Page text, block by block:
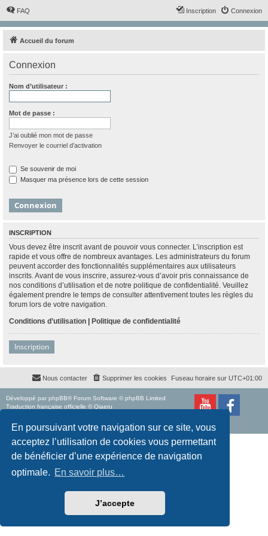
En poursuivant votre navigation sur ce site, vous
acceptez l’utilisation de cookies vous permettant
de bénéficier d’une expérience de navigation
optimale. En savoir plus…
J’accepte
FAQ Connexion
Inscription
Accueil du forum
Connexion
Nom d’utilisateur :
Mot de passe :
J’ai oublié mon mot de passe
Renvoyer le courriel d’activation
Se souvenir de moi
Masquer ma présence lors de cette session
INSCRIPTION
Vous devez être inscrit avant de pouvoir vous connecter. L’inscription est
rapide et vous offre de nombreux avantages. Les administrateurs du forum
peuvent accorder des fonctionnalités supplémentaires aux utilisateurs
inscrits. Avant de vous inscrire, assurez-vous d’avoir pris connaissance de
nos conditions d’utilisation et de notre politique de confidentialité. Veuillez
également prendre le temps de consulter attentivement toutes les règles du
forum lors de votre navigation.
Conditions d’utilisation | Politique de confidentialité
Inscription
Fuseau horaire sur UTC+01:00
Supprimer les cookies
Nous contacter
Développé par phpBB® Forum Software © phpBB Limited
Traduction française officielle © Qiaeru
Confidentialité
Conditions